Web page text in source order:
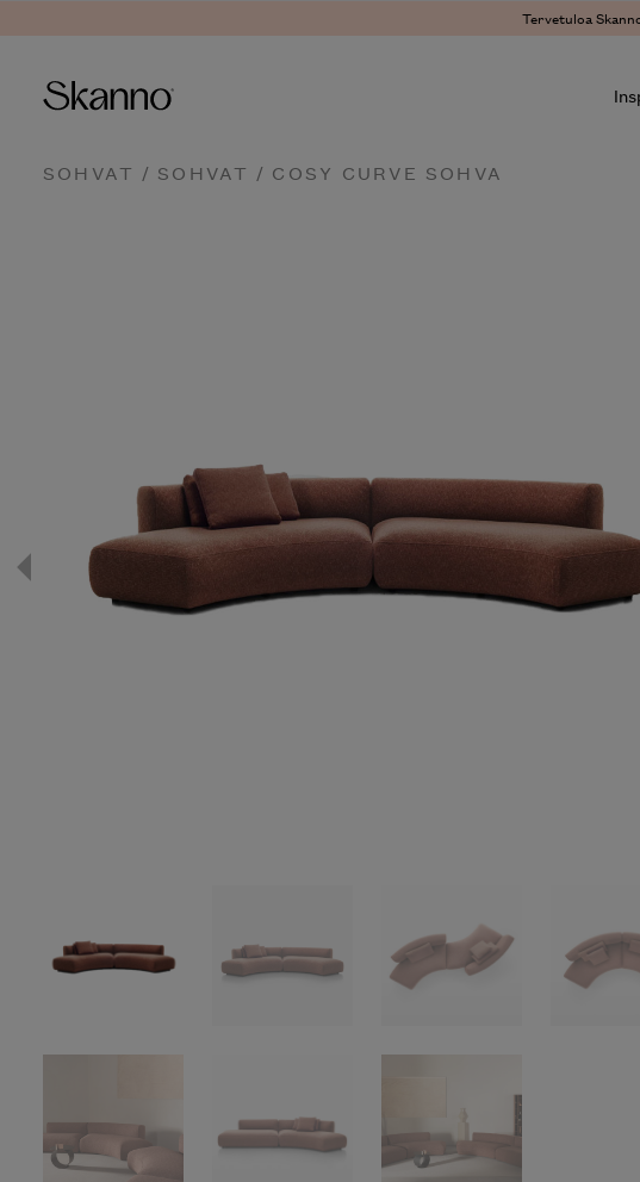
Tervetuloa
Haku
SOHVAT / SOHVAT / COSY CURVE SOHVA